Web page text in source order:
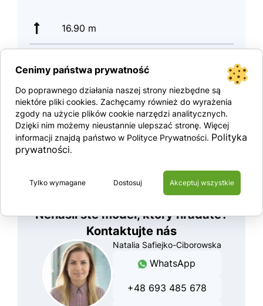
16.90 m
6910 kg
Zobraziť produkt
Nenašli ste model, ktorý hľadáte?
Kontaktujte nás
Natalia Safiejko-Ciborowska
WhatsApp
+48 693 485 678
Cenimy państwa prywatność
Do poprawnego działania naszej strony niezbędne są
niektóre pliki cookies. Zachęcamy również do wyrażenia
zgody na użycie plików cookie narzędzi analitycznych.
Dzięki nim możemy nieustannie ulepszać stronę. Więcej
informacji znajdą państwo w Polityce Prywatności. Polityka
prywatności.
Dostosuj
Tylko wymagane Akceptuj wszystkie